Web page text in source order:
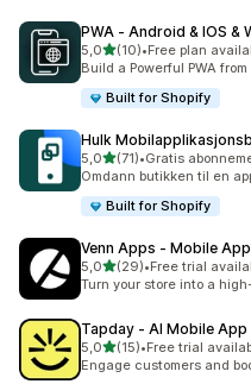
PWA ‑ Android & IOS &
5,0av 5 stjerner
(10)
Totalt 10 omtaler
•Free plan
Build a Powerful PWA
Built for Shopify
Hulk
5,0av 5 stjerner
(71)
Totalt 71 omtaler
•Gratis
Omdann butikken til en
Built for Shopify
Venn Apps ‑ Mobile
5,0av 5 stjerner
(29)
Totalt 29 omtaler
•Free trial
Turn your store into a
Tapday ‑ AI Mobile App
5,0av 5 stjerner
(15)
Totalt 15 omtaler
•Free trial
Engage customers and